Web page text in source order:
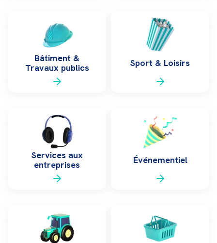
Bâtiment &
Travaux publics
Sport & Loisirs
Services aux
entreprises
Événementiel